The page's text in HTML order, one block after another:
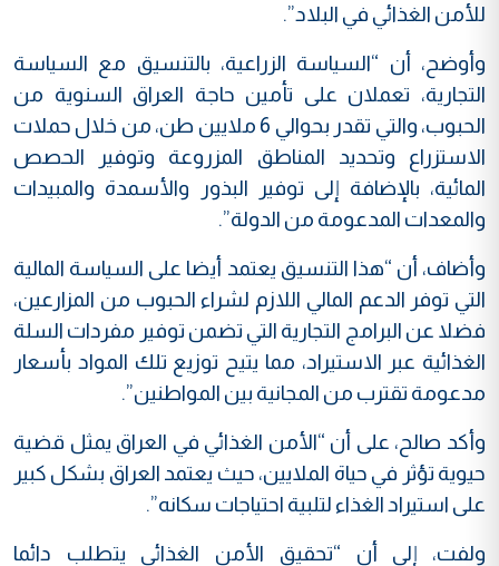
للأمن الغذائي في البلاد”.
وأوضح، أن “السياسة الزراعية، بالتنسيق مع السياسة
التجارية، تعملان على تأمين حاجة العراق السنوية من
الحبوب، والتي تقدر بحوالي 6 ملايين طن، من خلال حملات
الاستزراع وتحديد المناطق المزروعة وتوفير الحصص
المائية، بالإضافة إلى توفير البذور والأسمدة والمبيدات
والمعدات المدعومة من الدولة”.
وأضاف، أن “هذا التنسيق يعتمد أيضا على السياسة المالية
التي توفر الدعم المالي اللازم لشراء الحبوب من المزارعين،
فضلا عن البرامج التجارية التي تضمن توفير مفردات السلة
الغذائية عبر الاستيراد، مما يتيح توزيع تلك المواد بأسعار
مدعومة تقترب من المجانية بين المواطنين”.
وأكد صالح، على أن “الأمن الغذائي في العراق يمثل قضية
حيوية تؤثر في حياة الملايين، حيث يعتمد العراق بشكل كبير
على استيراد الغذاء لتلبية احتياجات سكانه”.
ولفت، إلى أن “تحقيق الأمن الغذائي يتطلب دائما